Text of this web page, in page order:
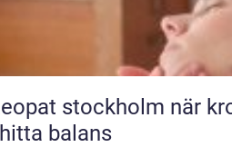
stockholm när kroppen behöver hjälp
balans